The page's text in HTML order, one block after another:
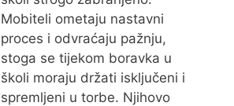
Mobiteli ometaju nastavni
proces i odvraćaju pažnju,
stoga se tijekom boravka u
školi moraju držati isključeni i
spremljeni u torbe. Njihovo